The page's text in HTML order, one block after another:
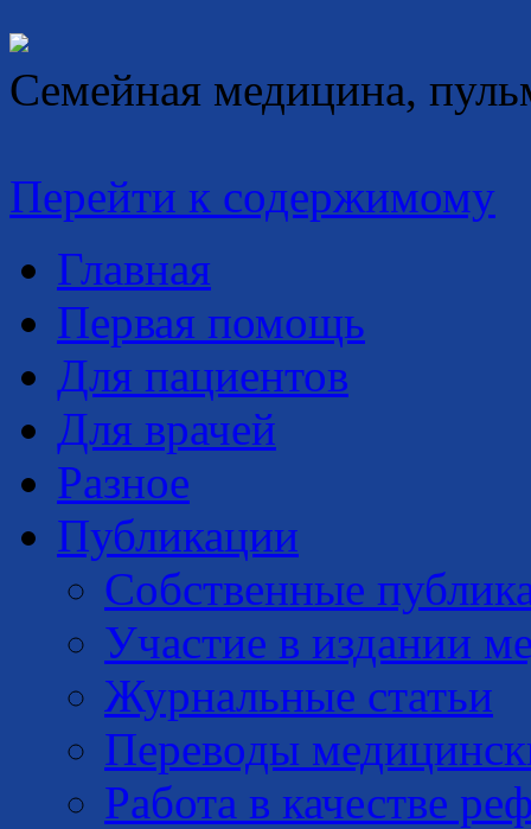
Семейная медицина,
Перейти к содержимому
Главная
Первая помощь
Для пациентов
Для врачей
Разное
Публикации
Собственные
Участие в издании
Журнальные статьи
Переводы
Работа в качестве